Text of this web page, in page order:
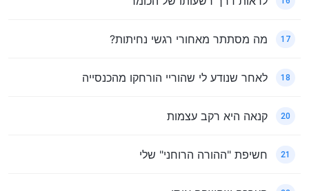
17 מה מסתתר מאחורי רגשי נחיתות?
18 לאחר שנודע לי שהוריי הורחקו מהכנסייה
20 קנאה היא רקב עצמות
21 חשיפת "ההורה הרוחני" שלי